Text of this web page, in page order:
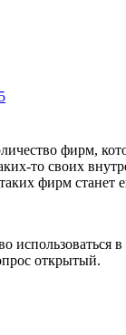
фирм,
то своих
фирм станет
использоваться
открытый.